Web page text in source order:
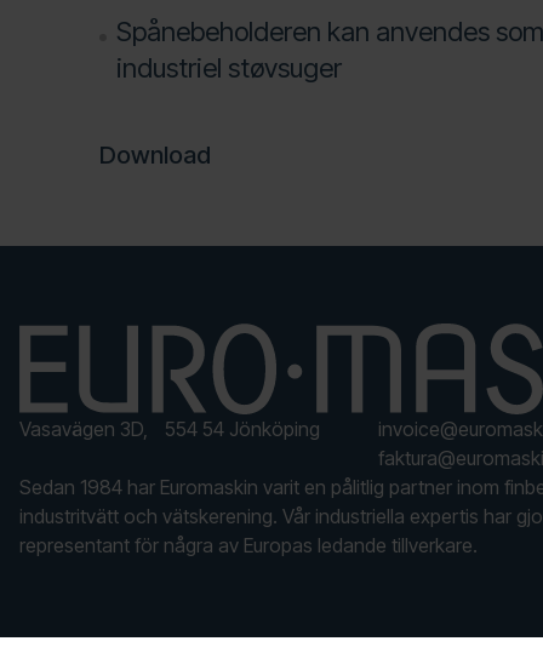
Spånebeholderen kan anvendes
industriel støvsuger
Download
Vasavägen 3D, 554 54 Jönköping
Sedan 1984 har Euromaskin varit en pålitlig partner inom
industritvätt och vätskerening. Vår industriella expertis har
representant för några av Europas ledande tillverkare.